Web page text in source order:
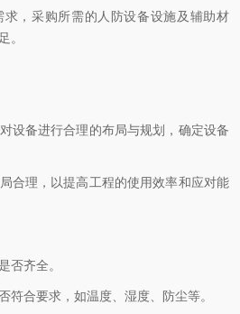
，采购所需的人防设备设施及辅助材
。
设备进行合理的布局与规划，确定设备
合理，以提高工程的使用效率和应对能
否齐全。
符合要求，如温度、湿度、防尘等。